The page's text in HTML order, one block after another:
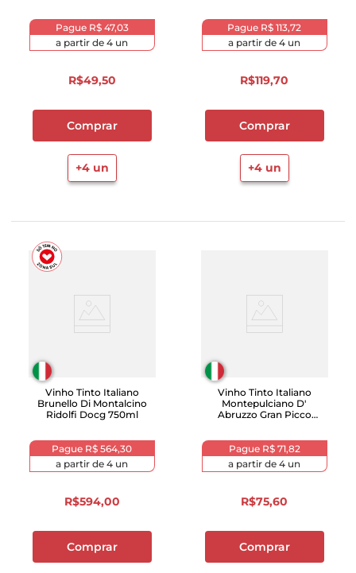
Pague R$ 47,03
a partir de 4 un
R$49,50
Comprar
+4un
Pague R$ 113,72
a partir de 4 un
R$119,70
Comprar
+4un
Vinho Tinto Italiano
Brunello Di Montalcino
Ridolfi Docg 750ml
Pague R$ 564,30
a partir de 4 un
R$594,00
Comprar
Vinho Tinto Italiano
Montepulciano D'
Abruzzo Gran Picco
Pague R$ 71,82
a partir de 4 un
R$75,60
Comprar